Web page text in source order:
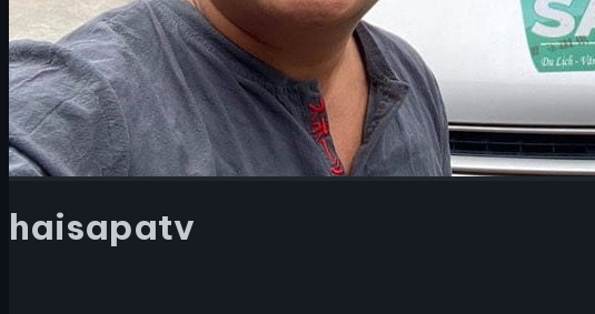
haisapatv